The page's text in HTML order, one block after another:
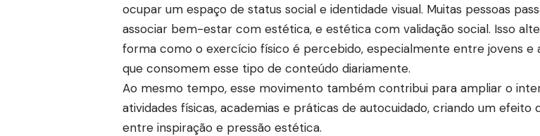
ocupar um espaço de status social e identidade visual. Muitas pessoas
associar bem-estar com estética, e estética com validação social. Isso
forma como o exercício físico é percebido, especialmente entre jovens e
que consomem esse tipo de conteúdo diariamente.
Ao mesmo tempo, esse movimento também contribui para ampliar o
atividades físicas, academias e práticas de autocuidado, criando um efeito
entre inspiração e pressão estética.